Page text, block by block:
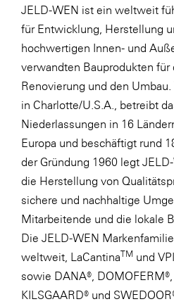
JELD-WEN ist ein weltweit
für Entwicklung, Herstellung
hochwertigen Innen- und
verwandten Bauprodukten für
Renovierung und den
in Charlotte/U.S.A., betreibt
Niederlassungen in 16
Europa und beschäftigt rund
der Gründung 1960 legt
die Herstellung von
sichere und nachhaltige
Mitarbeitende und die lokale
Die JELD-WEN
weltweit, LaCantinaTM und VPI
sowie DANA®, DOMOFERM®,
KILSGAARD® und